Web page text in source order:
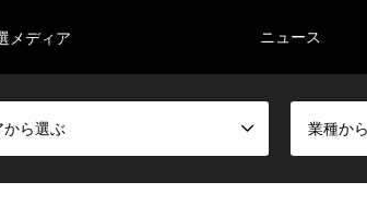
メディア ニュース
から選ぶ 業種か